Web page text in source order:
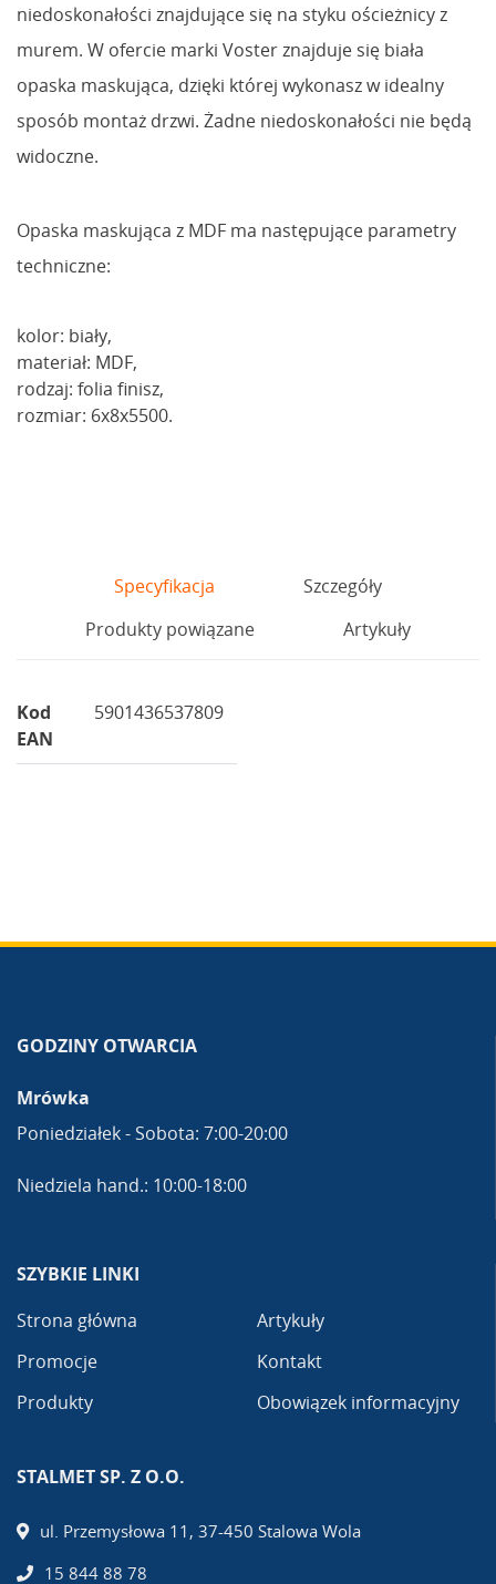
niedoskonałości znajdujące się na styku ościeżnicy z
murem. W ofercie marki Voster znajduje się biała
opaska maskująca, dzięki której wykonasz w idealny
sposób montaż drzwi. Żadne niedoskonałości nie będą
widoczne.
Opaska maskująca z MDF ma następujące parametry
techniczne:
kolor: biały,
materiał: MDF,
rodzaj: folia finisz,
rozmiar: 6x8x5500.
Specyfikacja
Szczegóły
Produkty powiązane
Artykuły
Kod
EAN
5901436537809
GODZINY OTWARCIA
Mrówka
Poniedziałek - Sobota: 7:00-20:00
Niedziela hand.: 10:00-18:00
SZYBKIE LINKI
Strona główna
Promocje
Produkty
Artykuły
Kontakt
Obowiązek informacyjny
STALMET SP. Z O.O.
ul. Przemysłowa 11, 37-450 Stalowa Wola
15 844 88 78